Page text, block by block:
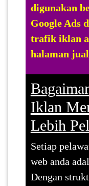
digunakan
Google Ads
trafik iklan
halaman
Iklan
Lebih
Setiap
web anda
Dengan